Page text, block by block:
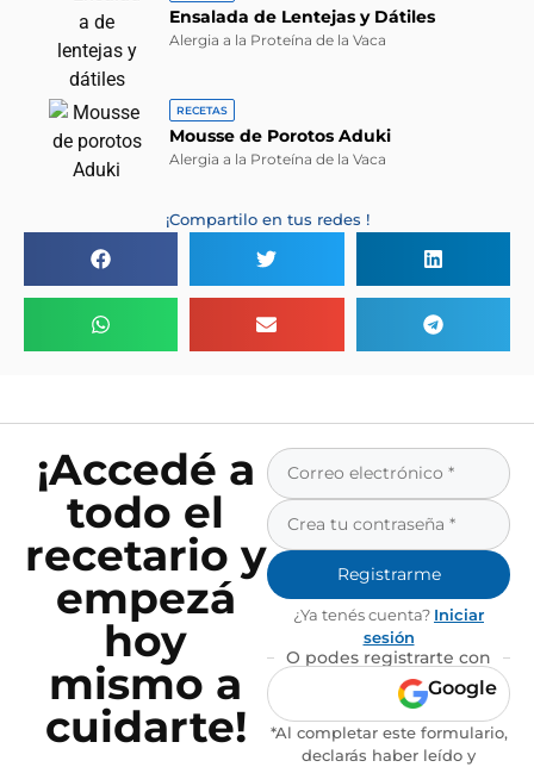
Ensalada de Lentejas y Dátiles
Alergia a la Proteína de la Vaca
RECETAS
Mousse de Porotos Aduki
Alergia a la Proteína de la Vaca
¡Compartilo en tus redes !
¡Accedé a
todo el
recetario y
empezá
hoy
mismo a
cuidarte!
Registrarme
¿Ya tenés cuenta? Iniciar
sesión
O podes registrarte con
Google
*Al completar este formulario,
declarás haber leído y